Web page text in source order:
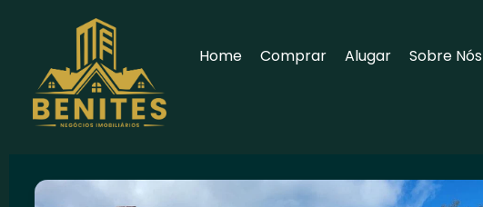
Home Comprar Alugar Sobre Nós